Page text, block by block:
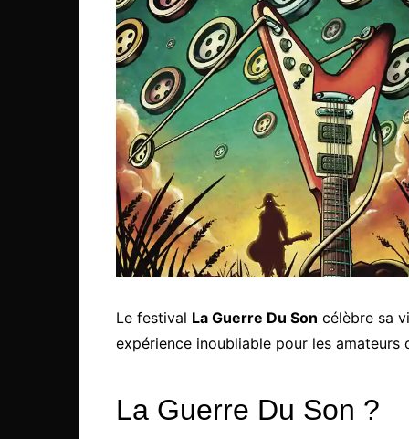
Le festival La Guerre Du Son célèbre sa
expérience inoubliable pour les
La Guerre Du Son ?